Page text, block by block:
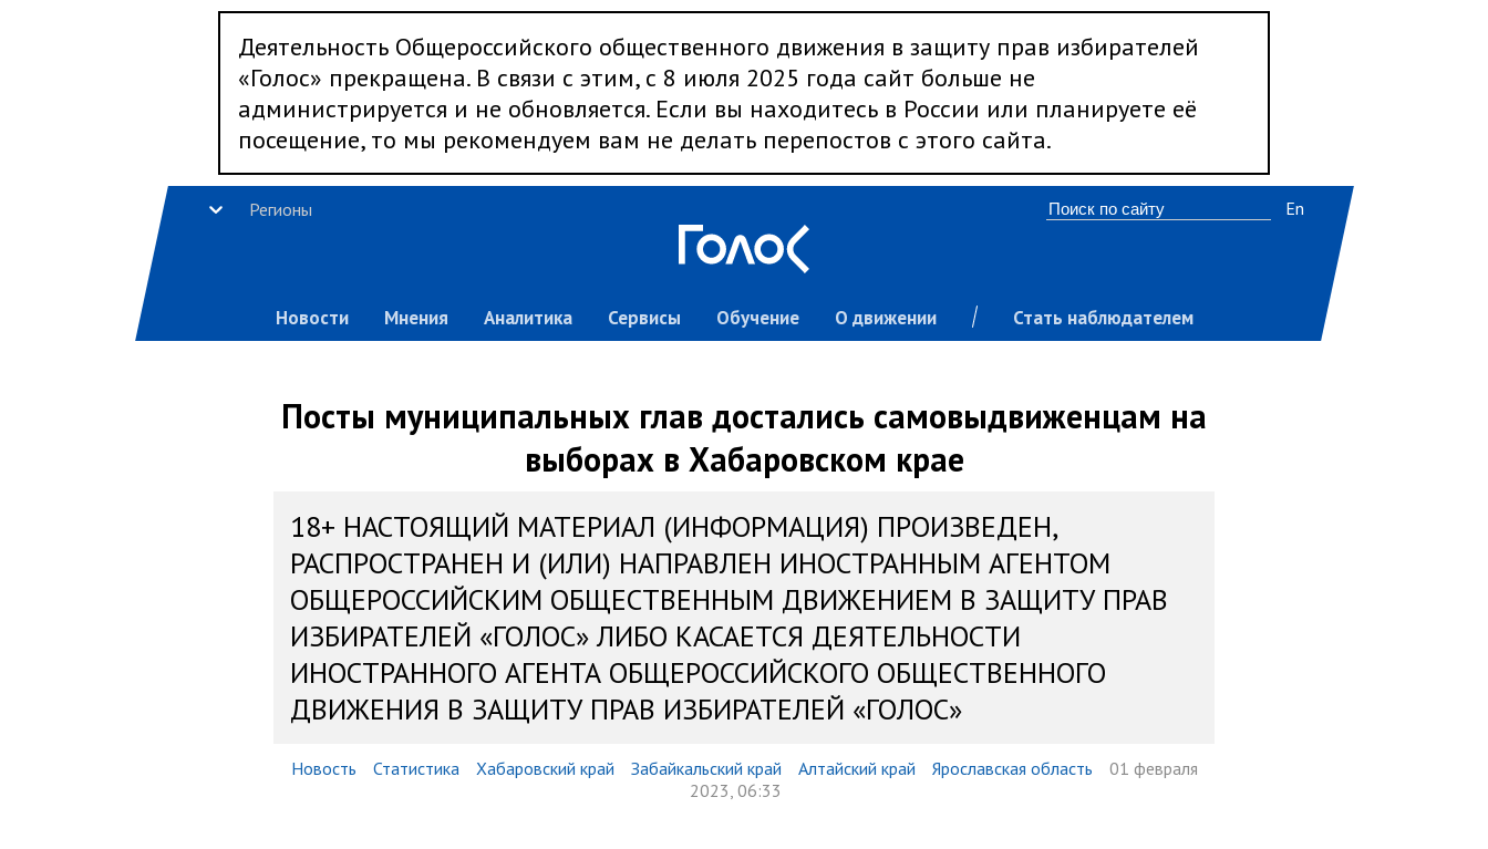
Деятельность Общероссийского общественного движения в защиту прав избирателей
«Голос» прекращена. В связи с этим, с 8 июля 2025 года сайт больше не
администрируется и не обновляется. Если вы находитесь в России или планируете её
посещение, то мы рекомендуем вам не делать перепостов с этого сайта.
Регионы
Новости Мнения Аналитика Сервисы Обучение О движении Стать наблюдателем
En
Посты муниципальных глав достались самовыдвиженцам на
выборах в Хабаровском крае
18+ НАСТОЯЩИЙ МАТЕРИАЛ (ИНФОРМАЦИЯ) ПРОИЗВЕДЕН,
РАСПРОСТРАНЕН И (ИЛИ) НАПРАВЛЕН ИНОСТРАННЫМ АГЕНТОМ
ОБЩЕРОССИЙСКИМ ОБЩЕСТВЕННЫМ ДВИЖЕНИЕМ В ЗАЩИТУ ПРАВ
ИЗБИРАТЕЛЕЙ «ГОЛОС» ЛИБО КАСАЕТСЯ ДЕЯТЕЛЬНОСТИ
ИНОСТРАННОГО АГЕНТА ОБЩЕРОССИЙСКОГО ОБЩЕСТВЕННОГО
ДВИЖЕНИЯ В ЗАЩИТУ ПРАВ ИЗБИРАТЕЛЕЙ «ГОЛОС»
Новость Статистика Хабаровский край Забайкальский край Алтайский край Ярославская область
01 февраля
2023, 06:33